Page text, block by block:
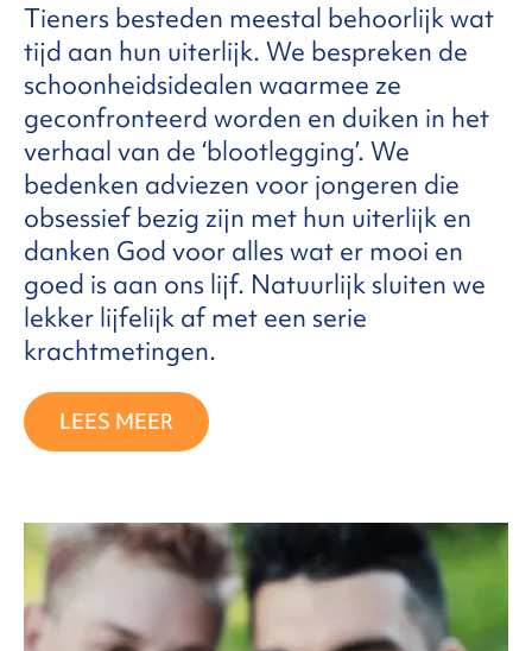
Tieners besteden meestal behoorlijk wat
tijd aan hun uiterlijk. We bespreken de
schoonheidsidealen waarmee ze
geconfronteerd worden en duiken in het
verhaal van de ‘blootlegging’. We
bedenken adviezen voor jongeren die
obsessief bezig zijn met hun uiterlijk en
danken God voor alles wat er mooi en
goed is aan ons lijf. Natuurlijk sluiten we
lekker lijfelijk af met een serie
krachtmetingen.
LEES MEER